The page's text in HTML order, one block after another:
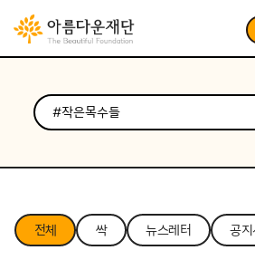
전체 싹 뉴스레터 공